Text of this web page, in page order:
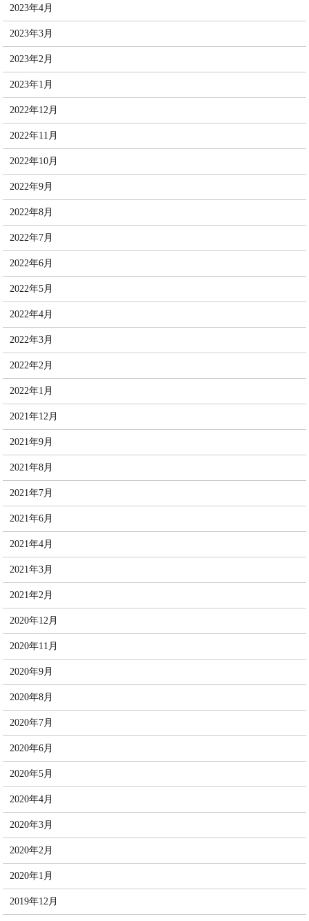
2023年4月
2023年3月
2023年2月
2023年1月
2022年12月
2022年11月
2022年10月
2022年9月
2022年8月
2022年7月
2022年6月
2022年5月
2022年4月
2022年3月
2022年2月
2022年1月
2021年12月
2021年9月
2021年8月
2021年7月
2021年6月
2021年4月
2021年3月
2021年2月
2020年12月
2020年11月
2020年9月
2020年8月
2020年7月
2020年6月
2020年5月
2020年4月
2020年3月
2020年2月
2020年1月
2019年12月